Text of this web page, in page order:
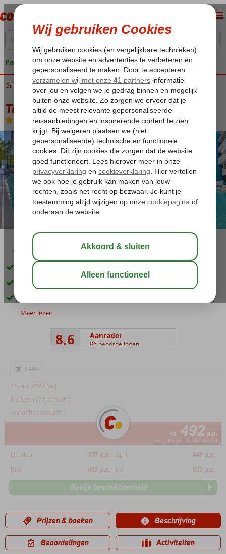
Pakketgarantie
Home
Griekenland Kos Kos-Stad Triton Hotel
Triton Hotel
Logies en ontbijt -Hotel
03:45 aug 32°C
In Kos-Stad en vlak bij het strand
Een à-la-carterestaurant
Meer lezen
8,6 Aanrader
86 beoordelingen
+
16 apr 2027 (vr)
8 dagen (7 nachten)
vanaf Rotterdam
va 492 p.p.
*incl. alle verplichte kosten
Oktober 707 p.p. April 449 p.p.
Mei
483 p.p. Juni 533 p.p.
Bekijk beschikbaarheid
Prijzen & boeken Beschrijving
Beoordelingen Activiteiten